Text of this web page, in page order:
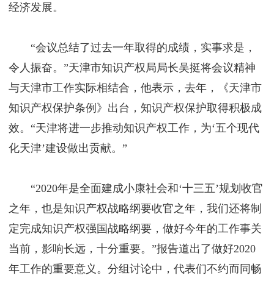
经济发展。
“会议总结了过去一年取得的成绩，实事求是，
令人振奋。”天津市知识产权局局长吴挺将会议精神
与天津市工作实际相结合，他表示，去年，《天津市
知识产权保护条例》出台，知识产权保护取得积极成
效。“天津将进一步推动知识产权工作，为‘五个现代
化天津’建设做出贡献。”
“2020年是全面建成小康社会和‘十三五’规划收官
之年，也是知识产权战略纲要收官之年，我们还将制
定完成知识产权强国战略纲要，做好今年的工作事关
当前，影响长远，十分重要。”报告道出了做好2020
年工作的重要意义。分组讨论中，代表们不约而同畅